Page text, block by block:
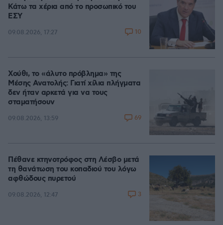
Κάτω τα χέρια από το προσωπικό του
ΕΣΥ
09.08.2026, 17:27 10
Χούθι, το «άλυτο πρόβλημα» της
Μέσης Ανατολής: Γιατί χίλια πλήγματα
δεν ήταν αρκετά για να τους
σταματήσουν
09.08.2026, 13:59 69
Πέθανε κτηνοτρόφος στη Λέσβο μετά
τη θανάτωση του κοπαδιού του λόγω
αφθώδους πυρετού
09.08.2026, 12:47 3